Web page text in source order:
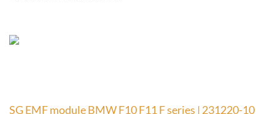
SG EMF module BMW F10 F11 F series | 231220-10